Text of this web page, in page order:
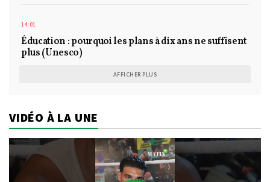
14:01
Éducation : pourquoi les plans à dix ans ne suffisent
plus (Unesco)
AFFICHER PLUS
VIDÉO À LA UNE